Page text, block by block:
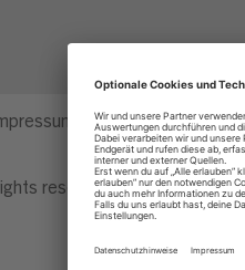
Privatsphäre-
reserved